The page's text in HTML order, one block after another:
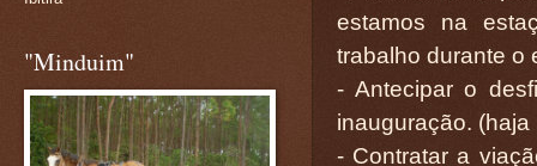
estamos na
trabalho durante o
- Antecipar o
inauguração. (haja
- Contratar a
"Minduim"